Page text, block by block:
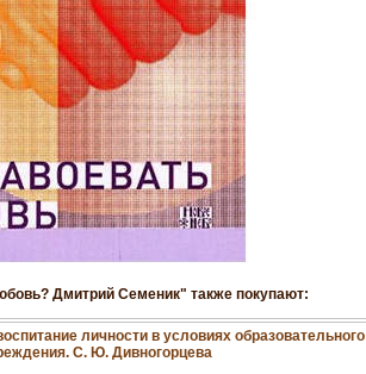
Дмитрий Семеник" также покупают:
личности в условиях образовательного
С. Ю. Дивногорцева